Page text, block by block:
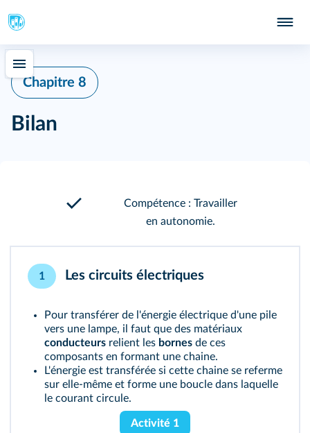
Chapitre 8
Bilan
Compétence : Travailler
en autonomie.
1 Les circuits électriques
Pour transférer de l'énergie électrique d'une pile
vers une lampe, il faut que des matériaux
conducteurs relient les bornes de ces
composants en formant une chaine.
L'énergie est transférée si cette chaine se referme
sur elle-même et forme une boucle dans laquelle
le courant circule.
Activité 1